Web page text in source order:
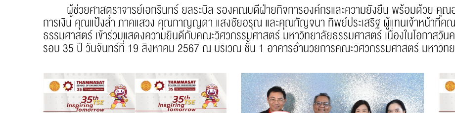
ผู้ช่วยศาสตราจารย์เอกรินทร์ ยลระบิล รองคณบดีฝ่ายกิจการองค์กรและความยั่งยืน พร้อมด้วย
การเงิน คุณแป้งล่ำ ภาคแสวง คุณกาญญดา แสงชัยอรุณ และคุณกัญจนา ทิพย์ประเสริฐ ผู้แทนเจ้าหน้าที่
ธรรมศาสตร์ เข้าร่วมแสดงความยินดีกับคณะวิศวกรรมศาสตร์ มหาวิทยาลัยธรรมศาสตร์ เนื่องในโอกาสวั
รอบ 35 ปี วันจันทร์ที่ 19 สิงหาคม 2567 ณ บริเวณ ชั้น 1 อาคารอำนวยการคณะวิศวกรรมศาสตร์ มหาวิ